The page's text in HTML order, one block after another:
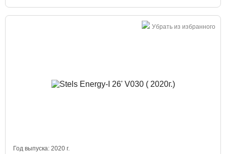
Убрать из избранного
Год выпуска: 2020 г.